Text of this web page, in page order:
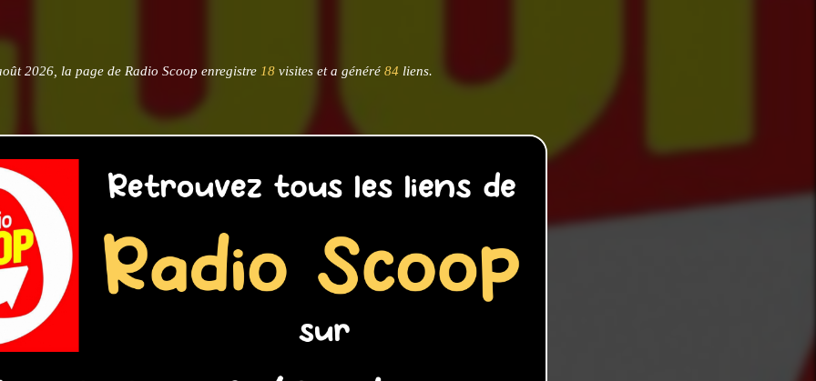
2026, la page de Radio Scoop enregistre 18visites et a généré 84 liens.